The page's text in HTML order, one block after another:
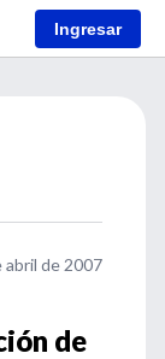
Ingresar
abril de 2007
de